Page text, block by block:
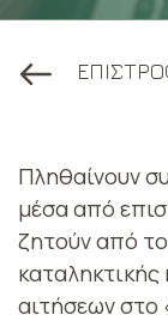
Πληθαίνουν
μέσα από
ζητούν από
αιτήσεων στο